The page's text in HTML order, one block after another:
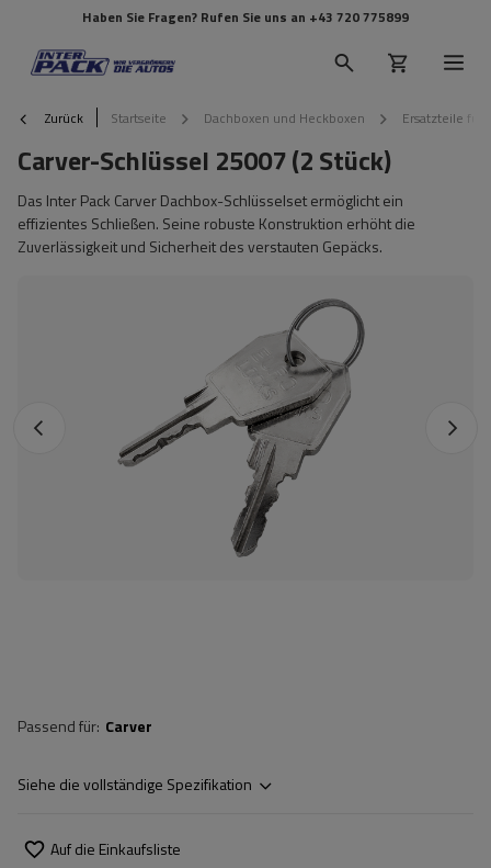
Haben Sie Fragen? Rufen Sie uns an +43 720 775899
Zurück Startseite Dachboxen und Heckboxen Ersatzteile für
Carver-Schlüssel 25007 (2 Stück)
Das Inter Pack Carver Dachbox-Schlüsselset ermöglicht ein
effizientes Schließen. Seine robuste Konstruktion erhöht die
Zuverlässigkeit und Sicherheit des verstauten Gepäcks.
Passend für Carver
Siehe die vollständige Spezifikation
Auf die Einkaufsliste